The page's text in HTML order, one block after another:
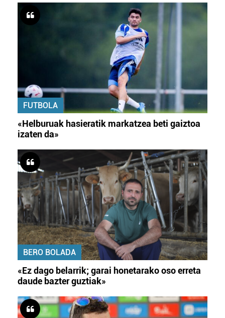
FUTBOLA
«Helburuak hasieratik markatzea beti gaiztoa
izaten da»
BERO BOLADA
«Ez dago belarrik; garai honetarako oso erreta
daude bazter guztiak»